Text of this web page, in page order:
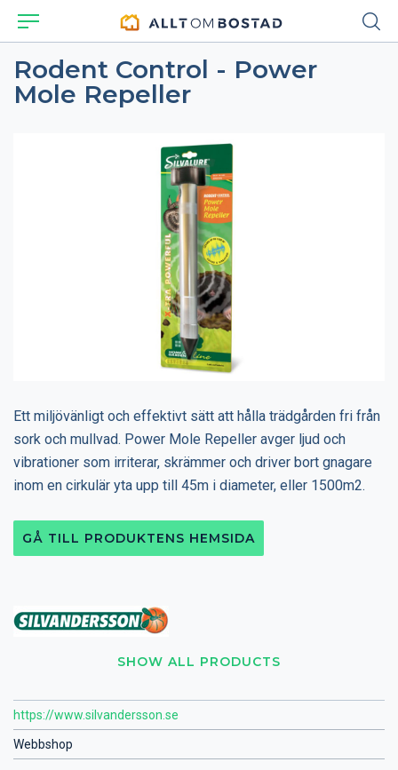
Rodent Control - Power
Mole Repeller
SHOW ALL PRODUCTS
https://www.silvandersson.se
Webbshop
Ett miljövänligt och effektivt sätt att hålla trädgården fri från
sork och mullvad. Power Mole Repeller avger ljud och
vibrationer som irriterar, skrämmer och driver bort gnagare
inom en cirkulär yta upp till 45m i diameter, eller 1500m2.
GÅ TILL PRODUKTENS HEMSIDA